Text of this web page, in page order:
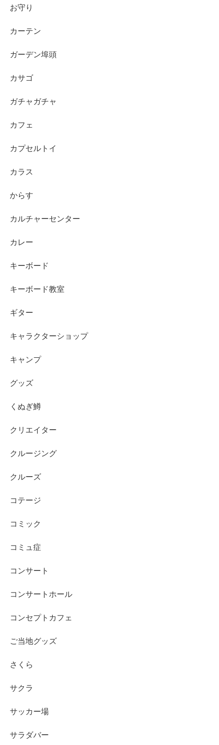
お守り
カーテン
ガーデン埠頭
カサゴ
ガチャガチャ
カフェ
カプセルトイ
カラス
からす
カルチャーセンター
カレー
キーボード
キーボード教室
ギター
キャラクターショップ
キャンプ
グッズ
くぬぎ鱒
クリエイター
クルージング
クルーズ
コテージ
コミック
コミュ症
コンサート
コンサートホール
コンセプトカフェ
ご当地グッズ
さくら
サクラ
サッカー場
サラダバー